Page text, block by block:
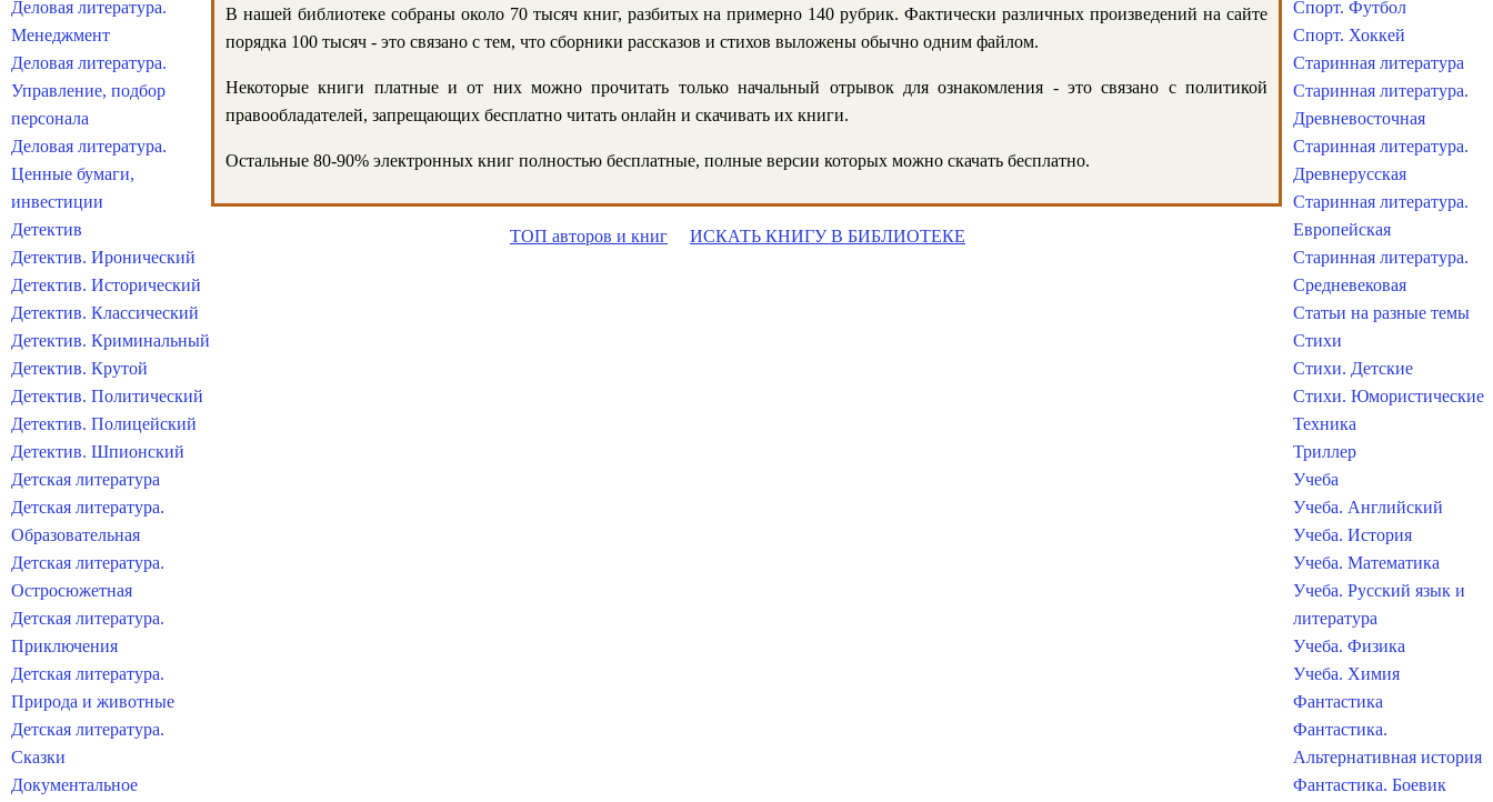
В нашей библиотеке собраны около 70 тысяч книг, разбитых на примерно 140 рубрик. Фактически различных произведений на сайте
порядка 100 тысяч - это связано с тем, что сборники рассказов и стихов выложены обычно одним файлом.
Некоторые книги платные и от них можно прочитать только начальный отрывок для ознакомления - это связано с политикой
правообладателей, запрещающих бесплатно читать онлайн и скачивать их книги.
Остальные 80-90% электронных книг полностью бесплатные, полные версии которых можно скачать бесплатно.
ТОП авторов и книг ИСКАТЬ КНИГУ В БИБЛИОТЕКЕ
Деловая литература.
Менеджмент
Деловая литература.
Управление, подбор
персонала
Деловая литература.
Ценные бумаги,
инвестиции
Детектив
Детектив. Иронический
Детектив. Исторический
Детектив. Классический
Детектив. Криминальный
Детектив. Крутой
Детектив. Политический
Детектив. Полицейский
Детектив. Шпионский
Детская литература
Детская литература.
Образовательная
Детская литература.
Остросюжетная
Детская литература.
Приключения
Детская литература.
Природа и животные
Детская литература.
Сказки
Документальное
Спорт. Футбол
Спорт. Хоккей
Старинная литература
Старинная литература.
Древневосточная
Старинная литература.
Древнерусская
Старинная литература.
Европейская
Старинная литература.
Средневековая
Статьи на разные темы
Стихи
Стихи. Детские
Стихи. Юмористические
Техника
Триллер
Учеба
Учеба. Английский
Учеба. История
Учеба. Математика
Учеба. Русский язык и
литература
Учеба. Физика
Учеба. Химия
Фантастика
Фантастика.
Альтернативная история
Фантастика. Боевик